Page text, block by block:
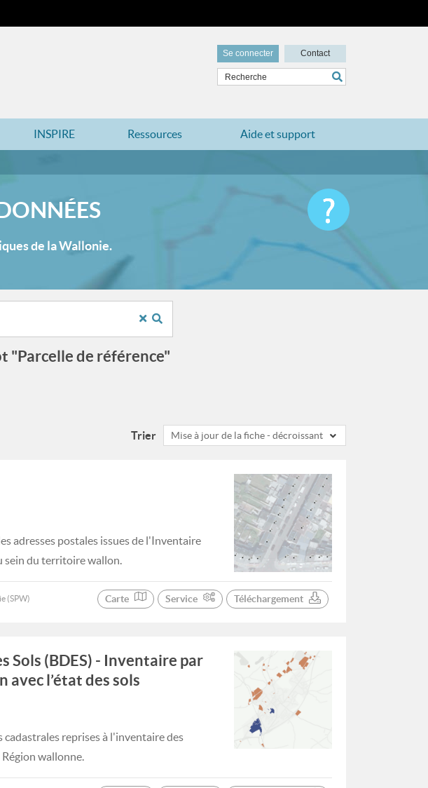
Se connecter Contact
INSPIRE Ressources Aide et support
de la Wallonie.
"Parcelle de référence"
Trier Mise à jour de la fiche - décroissant
adresses postales issues de l'Inventaire
sein du territoire wallon.
(SPW) Carte Service Téléchargement
Sols (BDES) - Inventaire par
l’état des sols
cadastrales reprises à l'inventaire des
wallonne.